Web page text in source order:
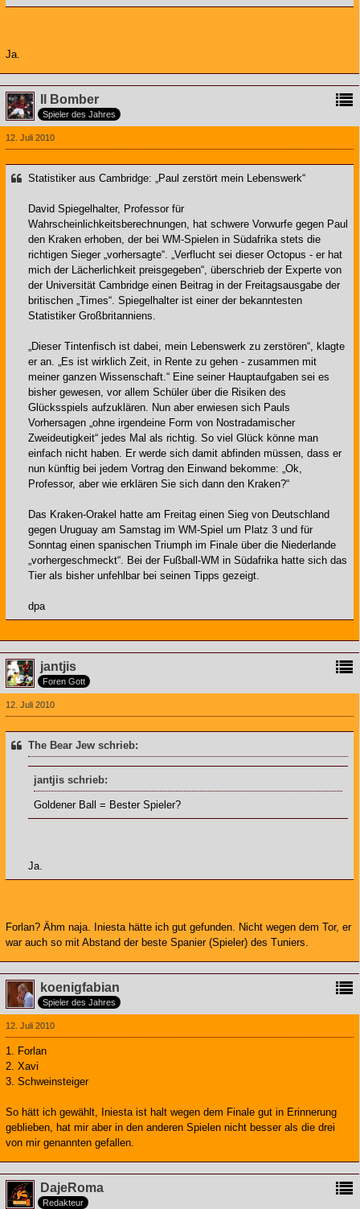
Ja.
Il Bomber
Spieler des Jahres
12. Juli 2010
Statistiker aus Cambridge: „Paul zerstört mein Lebenswerk“
David Spiegelhalter, Professor für
Wahrscheinlichkeitsberechnungen, hat schwere Vorwurfe gegen Paul
den Kraken erhoben, der bei WM-Spielen in Südafrika stets die
richtigen Sieger „vorhersagte“. „Verflucht sei dieser Octopus - er hat
mich der Lächerlichkeit preisgegeben“, überschrieb der Experte von
der Universität Cambridge einen Beitrag in der Freitagsausgabe der
britischen „Times“. Spiegelhalter ist einer der bekanntesten
Statistiker Großbritanniens.
„Dieser Tintenfisch ist dabei, mein Lebenswerk zu zerstören“, klagte
er an. „Es ist wirklich Zeit, in Rente zu gehen - zusammen mit
meiner ganzen Wissenschaft.“ Eine seiner Hauptaufgaben sei es
bisher gewesen, vor allem Schüler über die Risiken des
Glücksspiels aufzuklären. Nun aber erwiesen sich Pauls
Vorhersagen „ohne irgendeine Form von Nostradamischer
Zweideutigkeit“ jedes Mal als richtig. So viel Glück könne man
einfach nicht haben. Er werde sich damit abfinden müssen, dass er
nun künftig bei jedem Vortrag den Einwand bekomme: „Ok,
Professor, aber wie erklären Sie sich dann den Kraken?“
Das Kraken-Orakel hatte am Freitag einen Sieg von Deutschland
gegen Uruguay am Samstag im WM-Spiel um Platz 3 und für
Sonntag einen spanischen Triumph im Finale über die Niederlande
„vorhergeschmeckt“. Bei der Fußball-WM in Südafrika hatte sich das
Tier als bisher unfehlbar bei seinen Tipps gezeigt.
dpa
jantjis
Foren Gott
12. Juli 2010
The Bear Jew schrieb:
jantjis schrieb:
Goldener Ball = Bester Spieler?
Ja.
Forlan? Ähm naja. Iniesta hätte ich gut gefunden. Nicht wegen dem Tor, er
war auch so mit Abstand der beste Spanier (Spieler) des Tuniers.
koenigfabian
Spieler des Jahres
12. Juli 2010
1. Forlan
2. Xavi
3. Schweinsteiger
So hätt ich gewählt, Iniesta ist halt wegen dem Finale gut in Erinnerung
geblieben, hat mir aber in den anderen Spielen nicht besser als die drei
von mir genannten gefallen.
DajeRoma
Redakteur